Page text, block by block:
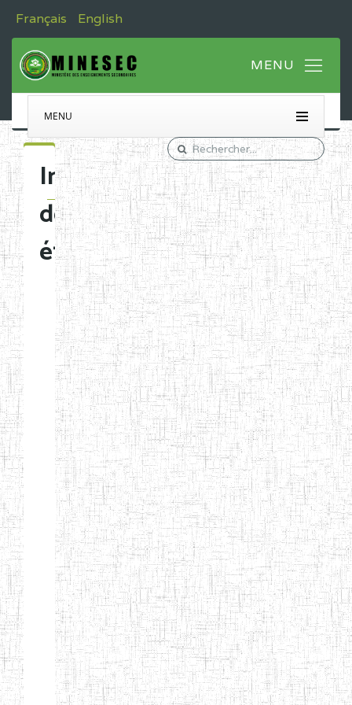
Français English
MENU
Immatriculation
des
établissements
Etablissements
d'enseignement
normal
ENI
Chercher:
Effacer les filtres
Denomination
Type